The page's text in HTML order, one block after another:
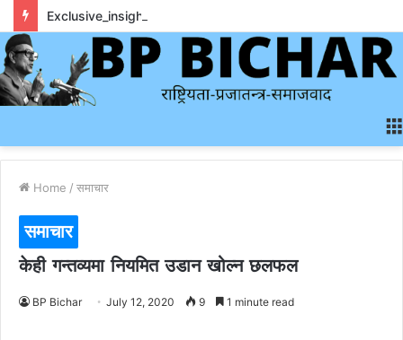
Home / समाचार
समाचार
केही गन्तव्यमा नियमित उडान खोल्न छलफल
BP Bichar July 12, 2020 9 1 minute read